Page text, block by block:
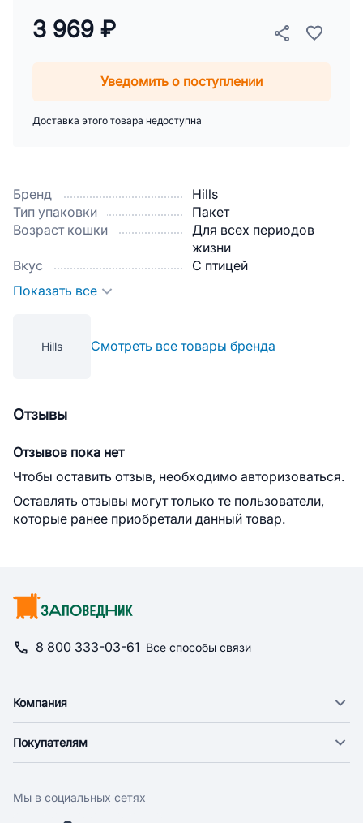
Бренд
Hills
Тип упаковки
Пакет
Возраст кошки
Для всех периодов
жизни
Вкус
С птицей
Показать все
Hills Смотреть все товары бренда
3 969 ₽
Уведомить о поступлении
Доставка этого товара недоступна
Отзывы
Отзывов пока нет
Чтобы оставить отзыв, необходимо авторизоваться.
Оставлять отзывы могут только те пользователи,
которые ранее приобретали данный товар.
8 800 333-03-61 Все способы связи
Компания
Новости
Поставщикам
Покупателям
Оплата
Мы в социальных сетях